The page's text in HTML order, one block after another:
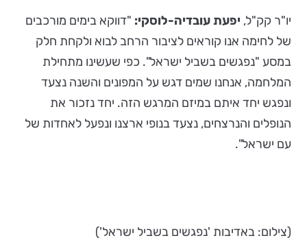
יו"ר קק"ל, יפעת עובדיה-לוסקי: "דווקא בימים מורכבים
של לחימה אנו קוראים לציבור הרחב לבוא ולקחת חלק
במסע "נפגשים בשביל ישראל". כפי שעשינו מתחילת
המלחמה, אנחנו שמים דגש על המפונים והשנה נצעד
ונפגש יחד איתם במיזם המרגש הזה. יחד נזכור את
הנופלים והנרצחים, נצעד בנופי ארצנו ונפעל לאחדות של
עם ישראל".
(צילום: באדיבות 'נפגשים בשביל ישראל')